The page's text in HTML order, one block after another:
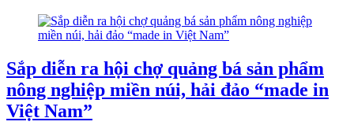
Sắp diễn ra hội chợ quảng bá sản phẩm
nông nghiệp miền núi, hải đảo “made in
Việt Nam”